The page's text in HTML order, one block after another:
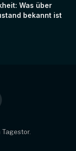
Was über
bekannt ist
Tagestor.